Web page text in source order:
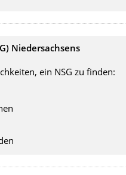
Niedersachsens
ein NSG zu finden: